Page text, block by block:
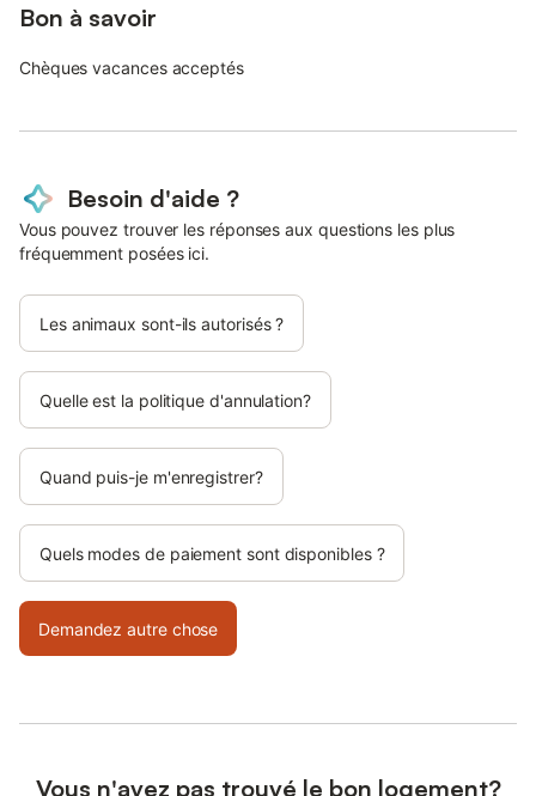
Bon à savoir
Chèques vacances acceptés
Besoin d'aide ?
Vous pouvez trouver les réponses aux questions les plus
fréquemment posées ici.
Les animaux sont-ils autorisés ?
Quelle est la politique d'annulation?
Quand puis-je m'enregistrer?
Quels modes de paiement sont disponibles ?
Demandez autre chose
Vous n'avez pas trouvé le bon logement?